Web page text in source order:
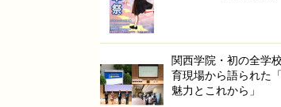
関西学院・初の全学
育現場から語られた
魅力とこれから」